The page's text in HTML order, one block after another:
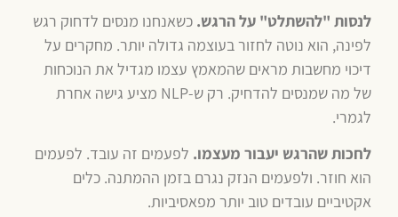
לנסות "להשתלט" על הרגש. כשאנחנו מנסים לדחוק רגש
לפינה, הוא נוטה לחזור בעוצמה גדולה יותר. מחקרים על
דיכוי מחשבות מראים שהמאמץ עצמו מגדיל את הנוכחות
של מה שמנסים להדחיק. רק ש-NLP מציע גישה אחרת
לגמרי.
לחכות שהרגש יעבור מעצמו. לפעמים זה עובד. לפעמים
הוא חוזר. ולפעמים הנזק נגרם בזמן ההמתנה. כלים
אקטיביים עובדים טוב יותר מפאסיביות.